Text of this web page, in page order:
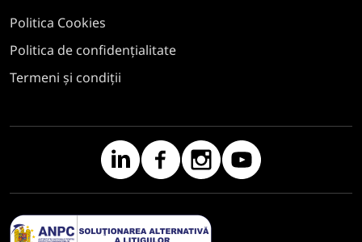
Politica Cookies
Politica de confidențialitate
Termeni și condiții